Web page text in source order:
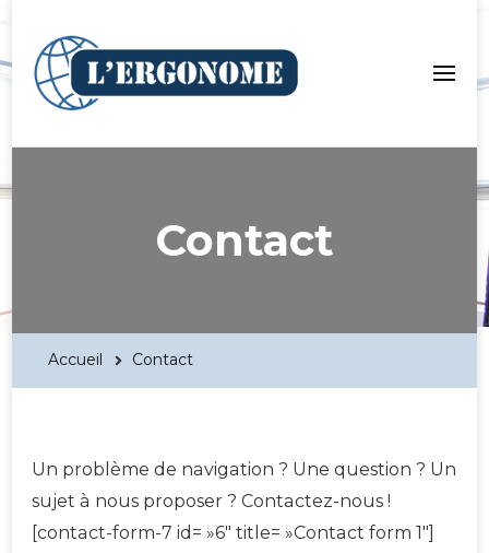
LergoNome.org
Contact
Accueil Contact
Un problème de navigation ? Une question ? Un
sujet à nous proposer ? Contactez-nous !
[contact-form-7 id= »6″ title= »Contact form 1″]